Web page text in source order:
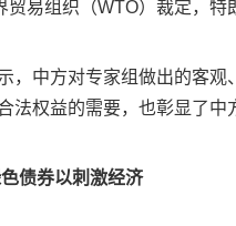
贸易组织（WTO）裁定，
，中方对专家组做出的客
法权益的需要，也彰显了
债券以刺激经济